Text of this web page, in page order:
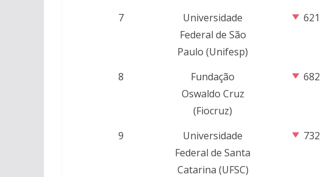
7
Universidade
Federal de São
Paulo (Unifesp)
621
8
Fundação
Oswaldo Cruz
(Fiocruz)
682
9
Universidade
Federal de Santa
Catarina (UFSC)
732